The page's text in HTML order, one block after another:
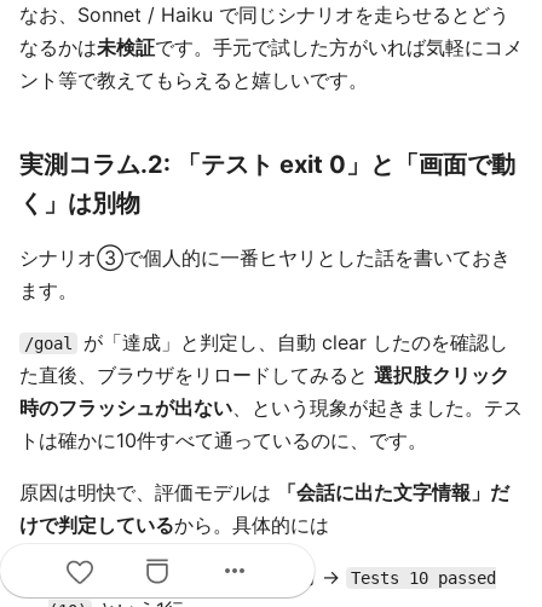
なお、Sonnet / Haiku で同じシナリオを走らせるとどう
なるかは未検証です。手元で試した方がいれば気軽にコメ
ント等で教えてもらえると嬉しいです。
実測コラム.2: 「テスト exit 0」と「画面で動
く」は別物
シナリオ③で個人的に一番ヒヤリとした話を書いておき
ます。
/goal
が「達成」と判定し、自動 clear したのを確認し
た直後、ブラウザをリロードしてみると 選択肢クリック
時のフラッシュが出ない、という現象が起きました。テス
トは確かに10件すべて通っているのに、です。
原因は明快で、評価モデルは
「会話に出た文字情報」だ
けで判定しているから。具体的には
pnpm exec vitest run の出力 →
Tests 10 passed
more_horiz